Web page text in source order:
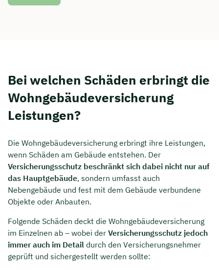
Bei welchen Schäden erbringt die
Wohngebäudeversicherung
Leistungen?
Die Wohngebäudeversicherung erbringt ihre Leistungen,
wenn Schäden am Gebäude entstehen. Der
Versicherungsschutz beschränkt sich dabei nicht nur auf
das Hauptgebäude, sondern umfasst auch
Nebengebäude und fest mit dem Gebäude verbundene
Objekte oder Anbauten.
Folgende Schäden deckt die Wohngebäudeversicherung
im Einzelnen ab – wobei der Versicherungsschutz jedoch
immer auch im Detail durch den Versicherungsnehmer
geprüft und sichergestellt werden sollte: